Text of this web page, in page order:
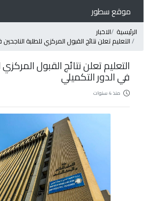
موقع سطور
الرئيسية الاخبار
التعليم تعلن نتائج القبول المركزي للطلبة الناجحين
التعليم تعلن نتائج القبول المركزي
في الدور التكميلي
منذ 4 سنوات